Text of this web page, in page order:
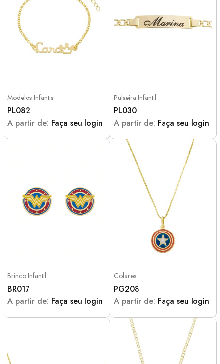
Modelos Infantis
PL082
A partir de: Faça seu login
Pulseira Infantil
PL030
A partir de: Faça seu login
Brinco Infantil
BR017
A partir de: Faça seu login
Colares
PG208
A partir de: Faça seu login